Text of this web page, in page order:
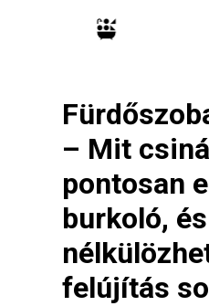
– Mit
pontosan
burkoló,
felújítás